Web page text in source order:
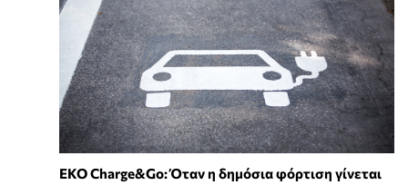
EKO Charge&Go: Όταν η δημόσια φόρτιση γίνεται